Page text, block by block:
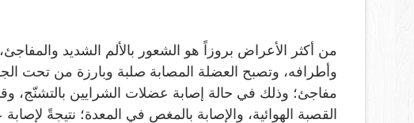
من أكثر الأعراض بروزاً هو الشعور بالألم الشديد
وأطرافه، وتصبح العضلة المصابة صلبة وبارزة من تحت
مفاجئ؛ وذلك في حالة إصابة عضلات الشرايين بالتشنّج،
القصبة الهوائية، والإصابة بالمغص في المعدة؛ نتيجةً